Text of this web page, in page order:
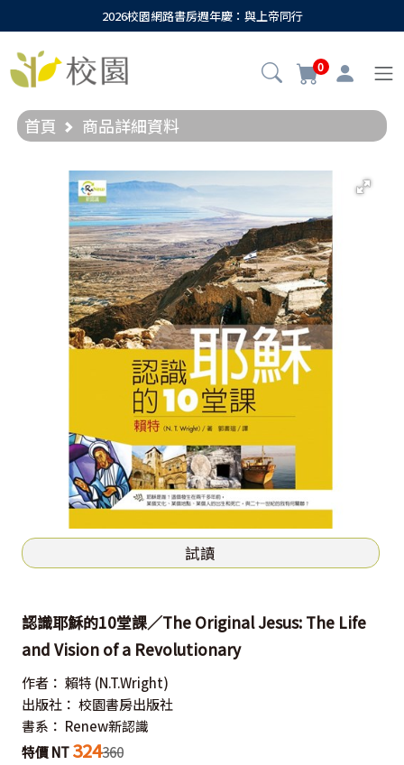
2026校園網路書房週年慶：與上帝同行
0
首頁 商品詳細資料
試讀
認識耶穌的10堂課／The Original Jesus: The Life
and Vision of a Revolutionary
作者： 賴特 (N.T.Wright)
出版社： 校園書房出版社
書系： Renew新認識
特價 NT 324360